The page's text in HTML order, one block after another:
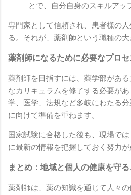
とで、自分自身のスキルアッ
専門家として信頼され、患者様の
る。それが、薬剤師という職種の大
薬剤師になるために必要なプロセ
薬剤師を目指すには、薬学部があ
なカリキュラムを修了する必要が
学、医学、法規など多岐にわたる
に向けて準備を重ねます。
国家試験に合格した後も、現場で
に最新の情報を把握しておく努力が
まとめ：地域と個人の健康を守
薬剤師は、薬の知識を通じて人々